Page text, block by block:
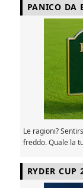
PANICO DA
Le ragioni?
freddo. Quale la
RYDER CUP